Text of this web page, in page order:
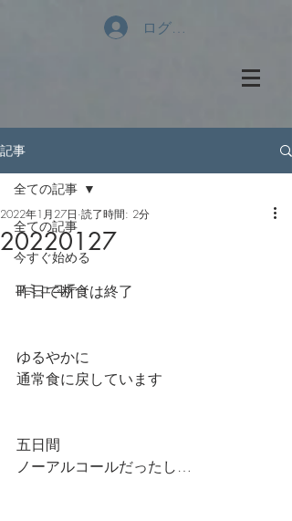
ログイン
記事
全ての記事
今すぐ始める
コミュニティ
全ての記事
20220127
2022年1月27日 読了時間: 2分
昨日で断食は終了
ゆるやかに
通常食に戻しています
五日間
ノーアルコールだったし…